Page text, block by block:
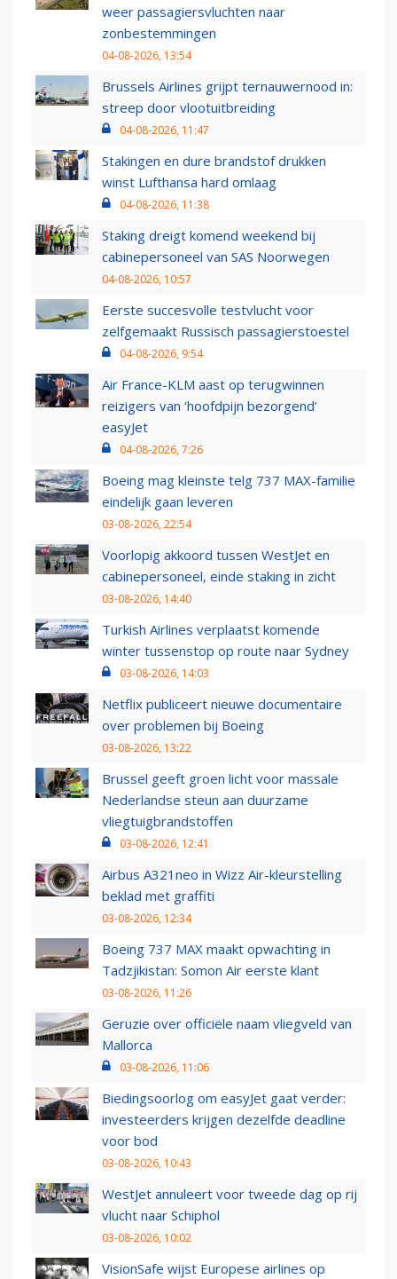
weer passagiersvluchten naar
zonbestemmingen
04-08-2026, 13:54
Brussels Airlines grijpt ternauwernood in:
streep door vlootuitbreiding
04-08-2026, 11:47
Stakingen en dure brandstof drukken
winst Lufthansa hard omlaag
04-08-2026, 11:38
Staking dreigt komend weekend bij
cabinepersoneel van SAS Noorwegen
04-08-2026, 10:57
Eerste succesvolle testvlucht voor
zelfgemaakt Russisch passagierstoestel
04-08-2026, 9:54
Air France-KLM aast op terugwinnen
reizigers van ‘hoofdpijn bezorgend’
easyJet
04-08-2026, 7:26
Boeing mag kleinste telg 737 MAX-familie
eindelijk gaan leveren
03-08-2026, 22:54
Voorlopig akkoord tussen WestJet en
cabinepersoneel, einde staking in zicht
03-08-2026, 14:40
Turkish Airlines verplaatst komende
winter tussenstop op route naar Sydney
03-08-2026, 14:03
Netflix publiceert nieuwe documentaire
over problemen bij Boeing
03-08-2026, 13:22
Brussel geeft groen licht voor massale
Nederlandse steun aan duurzame
vliegtuigbrandstoffen
03-08-2026, 12:41
Airbus A321neo in Wizz Air-kleurstelling
beklad met graffiti
03-08-2026, 12:34
Boeing 737 MAX maakt opwachting in
Tadzjikistan: Somon Air eerste klant
03-08-2026, 11:26
Geruzie over officiële naam vliegveld van
Mallorca
03-08-2026, 11:06
Biedingsoorlog om easyJet gaat verder:
investeerders krijgen dezelfde deadline
voor bod
03-08-2026, 10:43
WestJet annuleert voor tweede dag op rij
vlucht naar Schiphol
03-08-2026, 10:02
VisionSafe wijst Europese airlines op